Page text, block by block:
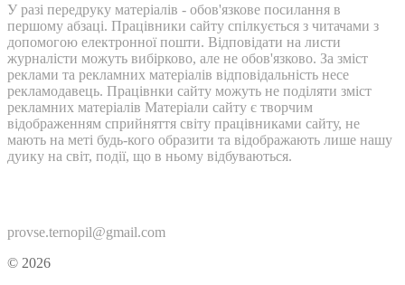
У разі передруку матеріалів - обов'язкове посилання в
першому абзаці. Працівники сайту спілкується з читачами з
допомогою електронної пошти. Відповідати на листи
журналісти можуть вибірково, але не обов'язково. За зміст
реклами та рекламних матеріалів відповідальність несе
рекламодавець. Працівнки сайту можуть не поділяти зміст
рекламних матеріалів Матеріали сайту є творчим
відображенням сприйняття світу працівниками сайту, не
мають на меті будь-кого образити та відображають лише нашу
дуику на світ, події, що в ньому відбуваються.
provse.ternopil@gmail.com
© 2026